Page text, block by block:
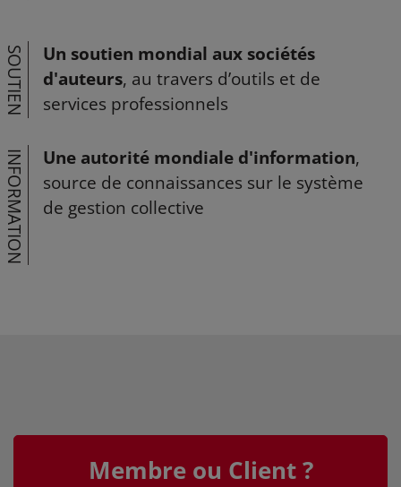
SOUTIEN
Un soutien mondial aux sociétés
d'auteurs, au travers d’outils et de
services professionnels
INFORMATION Une autorité mondiale d'information,
source de connaissances sur le système
de gestion collective
Membre ou Client ?